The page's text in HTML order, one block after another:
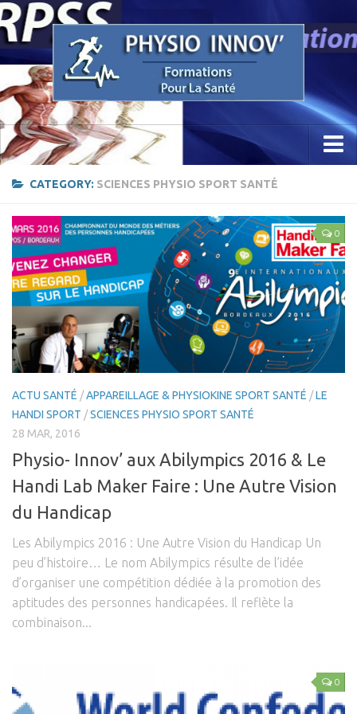
Accueil
Etude / Formation / Recherche
Parcours Professionnel
La Recherche
Sciences Physio Sport Santé
Appareillage & PhysioKine Sport Santé
Les Formations
Post-Grades / E-learning
Concept Ostéopathique
Structurel
Tissulaire
Neuro-Méningée
Trigers points
CATEGORY: SCIENCES PHYSIO SPORT SANTÉ
0
ACTU SANTÉ /APPAREILLAGE & PHYSIOKINE SPORT SANTÉ /LE
HANDI SPORT /SCIENCES PHYSIO SPORT SANTÉ
28 MAR, 2016
Physio- Innov’ aux Abilympics 2016 & Le
Handi Lab Maker Faire : Une Autre Vision
du Handicap
Les Abilympics 2016 : Une Autre Vision du Handicap Un
peu d’histoire… Le nom Abilympics résulte de l’idée
d’organiser une compétition dédiée à la promotion des
aptitudes des personnes handicapées. Il reflète la
combinaison...
0